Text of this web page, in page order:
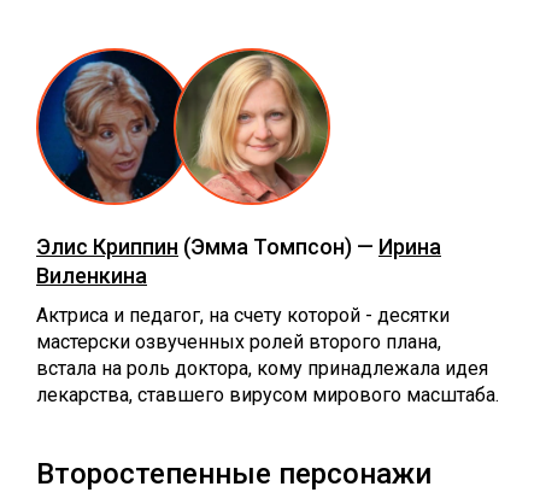
Элис Криппин (Эмма Томпсон) — Ирина
Виленкина
Актриса и педагог, на счету которой - десятки
мастерски озвученных ролей второго плана,
встала на роль доктора, кому принадлежала идея
лекарства, ставшего вирусом мирового масштаба.
Второстепенные персонажи